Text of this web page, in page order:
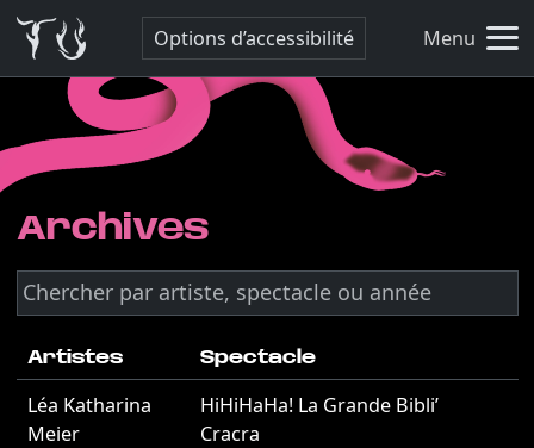
Options d’accessibilité Menu
Archives
Artistes Spectacle
Léa Katharina
Meier
HiHiHaHa! La Grande Bibli’
Cracra